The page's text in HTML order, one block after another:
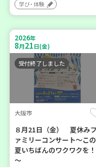
学び・体験
2026年
8月21日(金)
受付終了しました
大阪市
８月21日（金） 夏休みフ
ァミリーコンサート～この
夏いちばんのワクワクを！
～